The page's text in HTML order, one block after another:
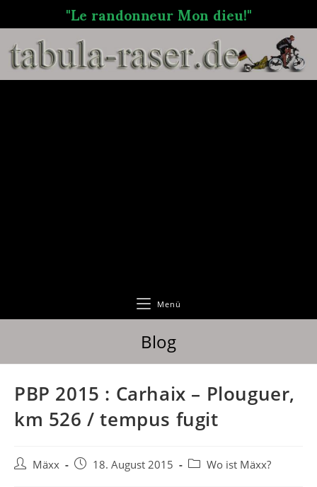
"Le randonneur Mon dieu!"
Menü
Blog
PBP 2015 : Carhaix – Plouguer,
km 526 / tempus fugit
Mäxx 18. August 2015 Wo ist Mäxx?